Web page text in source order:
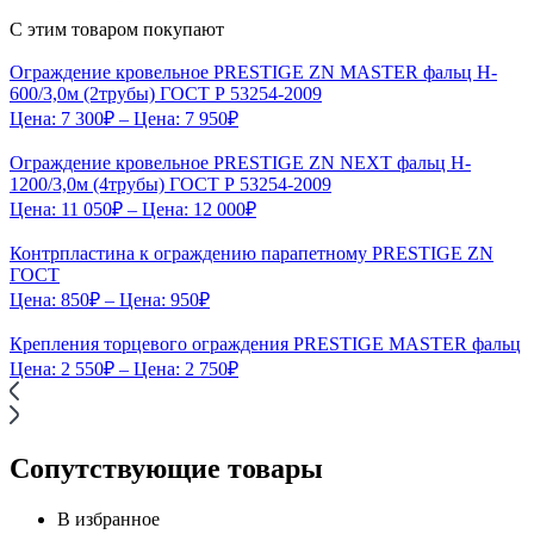
С этим товаром покупают
Ограждение кровельное PRESTIGE ZN MASTER фальц H-
600/3,0м (2трубы) ГОСТ Р 53254-2009
Цена: 7 300₽ – Цена: 7 950₽
Ограждение кровельное PRESTIGE ZN NEXT фальц H-
1200/3,0м (4трубы) ГОСТ Р 53254-2009
Цена: 11 050₽ – Цена: 12 000₽
Контрпластина к ограждению парапетному PRESTIGE ZN
ГОСТ
Цена: 850₽ – Цена: 950₽
Крепления торцевого ограждения PRESTIGE MASTER фальц
Цена: 2 550₽ – Цена: 2 750₽
Сопутствующие товары
В избранное